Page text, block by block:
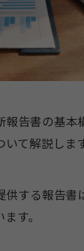
報告書の基本
て解説します
供する報告書
す。